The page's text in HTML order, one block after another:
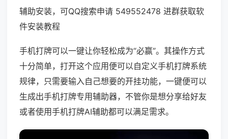
辅助安装，可QQ搜索申请 549552478 进群获取软
件安装教程
手机打牌可以一键让你轻松成为“必赢”。其操作方式
十分简单，打开这个应用便可以自定义手机打牌系统
规律，只需要输入自己想要的开挂功能，一键便可以
生成出手机打牌专用辅助器，不管你是想分享给好友
或者使用手机打牌AI辅助都可以满足需求。